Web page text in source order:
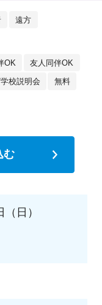
遠方
OK 友人同伴OK
校説明会 無料
む
日）